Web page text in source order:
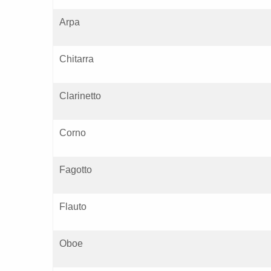
Arpa
Chitarra
Clarinetto
Corno
Fagotto
Flauto
Oboe